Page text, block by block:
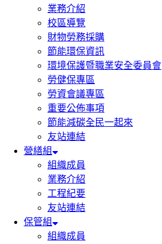
業務介紹
校區導覽
財物勞務採購
節能環保資訊
環境保護暨職業安全委員會
勞健保專區
勞資會議專區
重要公佈事項
節能減碳全民一起來
友站連結
營繕組
組織成員
業務介紹
工程紀要
友站連結
保管組
組織成員